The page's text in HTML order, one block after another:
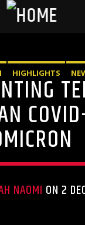
HIGHLIGHTS
NAOMI ON 2